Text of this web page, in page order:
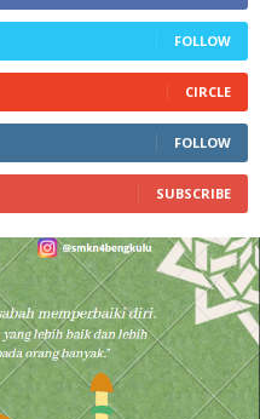
FOLLOW
CIRCLE
FOLLOW
SUBSCRIBE